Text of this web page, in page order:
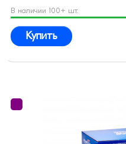
В наличии 100+ шт.
Купить